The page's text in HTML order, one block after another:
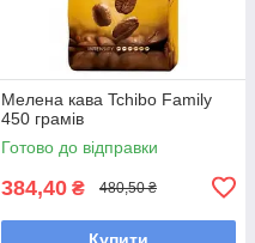
Мелена кава Tchibo Family
450 грамів
Готово до відправки
384,40 ₴ 480,50 ₴
Купити